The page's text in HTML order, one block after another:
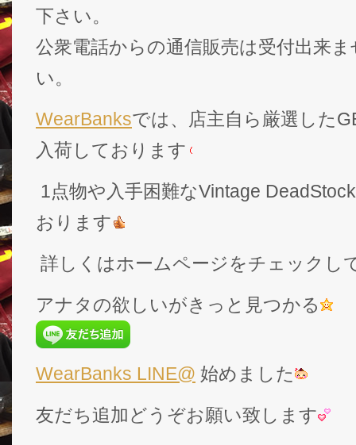
下さい。
公衆電話からの通信販売は受付出来
い。
WearBanksでは、店主自ら厳選した
入荷しております
1点物や入手困難なVintage
おります
詳しくはホームページをチェックし
アナタの欲しいがきっと見つかる
WearBanks LINE@ 始めました
友だち追加どうぞお願い致します